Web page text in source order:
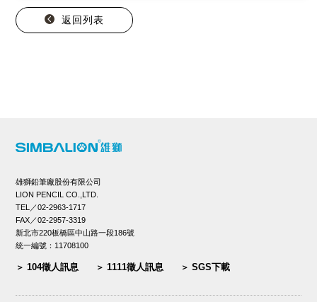
返回列表
雄獅鉛筆廠股份有限公司
LION PENCIL CO.,LTD.
TEL／02-2963-1717
FAX／02-2957-3319
新北市220板橋區中山路一段186號
統一編號：11708100
104徵人訊息 1111徵人訊息 SGS下載